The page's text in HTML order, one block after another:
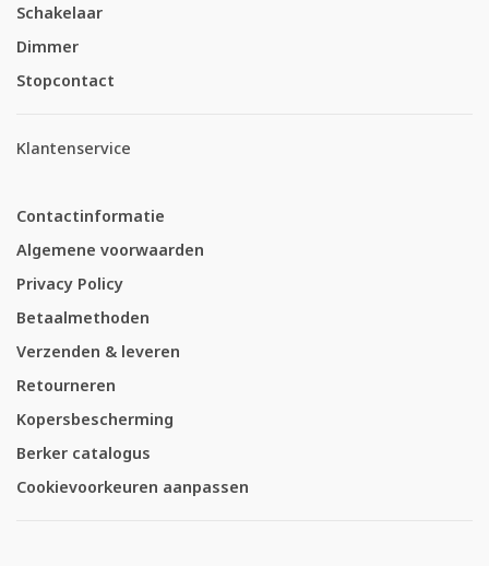
Schakelaar
Dimmer
Stopcontact
Klantenservice
Contactinformatie
Algemene voorwaarden
Privacy Policy
Betaalmethoden
Verzenden & leveren
Retourneren
Kopersbescherming
Berker catalogus
Cookievoorkeuren aanpassen